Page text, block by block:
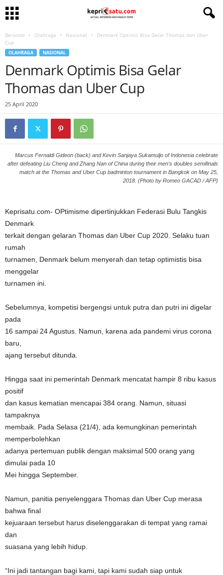
Beranda Olahraga Nasional
Denmark Optimis Bisa Gelar Thomas dan Uber
Cup
OLAHRAGA NASIONAL
Denmark Optimis Bisa Gelar
Thomas dan Uber Cup
25 April 2020
Marcus Fernaldi Gideon (back) and Kevin Sanjaya Sukamuljo of Indonesia celebrate
after defeating Liu Cheng and Zhang Nan of China during their men's doubles semifinals
match at the Thomas and Uber Cup badminton tournament in Bangkok on May 25,
2018. (Photo by Romeo GACAD / AFP)
Keprisatu.com- OPtimisme dipertinjukkan Federasi Bulu Tangkis
Denmark
terkait dengan gelaran Thomas dan Uber Cup 2020. Selaku tuan
rumah
turnamen, Denmark belum menyerah dan tetap optimistis bisa
menggelar
turnamen ini.
Sebelumnya, kompetisi bergengsi untuk putra dan putri ini digelar
pada
16 sampai 24 Agustus. Namun, karena ada pandemi virus corona
baru,
ajang tersebut ditunda.
Hingga saat ini pemerintah Denmark mencatat hampir 8 ribu kasus
positif
dan kasus kematian mencapai 384 orang. Namun, situasi
tampaknya
membaik. Pada Selasa (21/4), ada kemungkinan pemerintah
memperbolehkan
adanya pertemuan publik dengan maksimal 500 orang yang
dimulai pada 10
Mei hingga September.
Namun, panitia penyelenggara Thomas dan Uber Cup merasa
bahwa final
kejuaraan tersebut harus diselenggarakan di tempat yang ramai
dan
suasana yang lebih hidup.
“Ini jadi tantangan bagi kami, tapi kami sudah siap untuk